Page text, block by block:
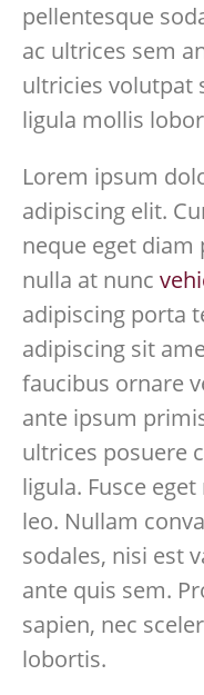
pellentesque
ac ultrices sem
ultricies volutpat
ligula mollis
Lorem ipsum
adipiscing elit.
neque eget
nulla at nunc
adipiscing porta
adipiscing sit
faucibus ornare
ante ipsum
ultrices posuere
ligula. Fusce
leo. Nullam
sodales, nisi est
ante quis sem.
sapien, nec
lobortis.